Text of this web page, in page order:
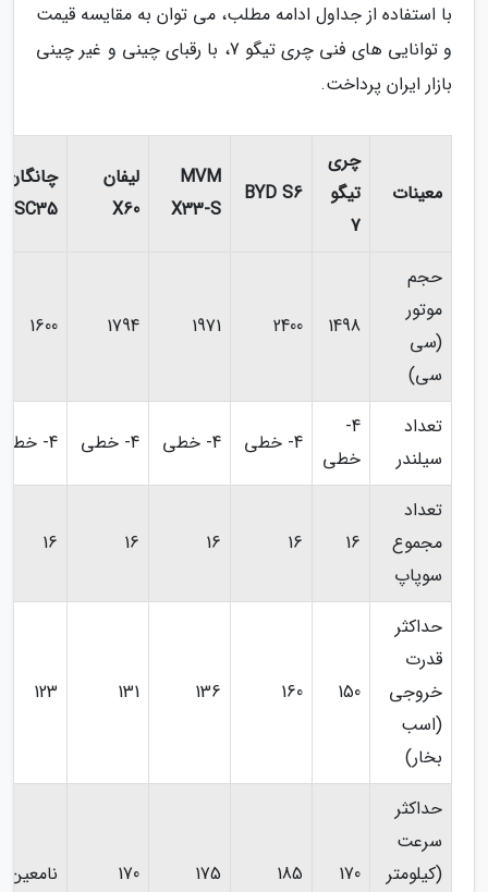
با استفاده از جداول ادامه مطلب، می توان به مقایسه قیمت
و توانایی های فنی چری تیگو 7، با رقبای چینی و غیر چینی
بازار ایران پرداخت.
معینات
چری
تیگو
7
BYD S6
MVM
X33-S
لیفان
X60
چانگان
SC35
حجم
موتور
(سی
سی)
1498
2400
1971
1794
1600
تعداد
سیلندر
4-
خطی
4- خطی 4- خطی 4- خطی 4- خطی
تعداد
مجموع
سوپاپ
16
16
16
16
16
حداکثر
قدرت
خروجی
(اسب
بخار)
150
160
136
131
123
حداکثر
سرعت
(کیلومتر
170
185
175
170 نامعین